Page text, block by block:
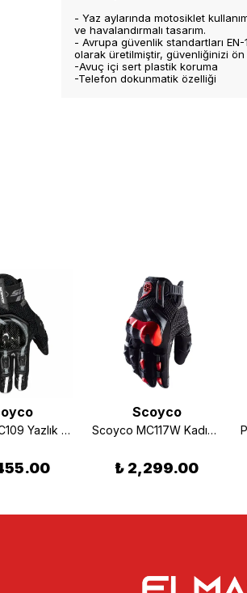
- Yaz aylarında motosiklet
ve havalandırmalı tasarım.
- Avrupa güvenlik standartları
olarak üretilmiştir, güvenliğinizi
-Avuç içi sert plastik koruma
-Telefon dokunmatik özelliği
Scoyco MC109 Yazlık Motosiklet Eldiveni Siyah (EN-13594)
Scoyco
Scoyco MC117W Kadın Korumalı Eldiven Siyah
₺ 2,299.00